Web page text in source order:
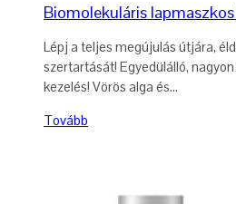
Biomolekuláris
Lépj a teljes megújulás útjára,
szertartását! Egyedülálló,
kezelés! Vörös alga és...
Tovább